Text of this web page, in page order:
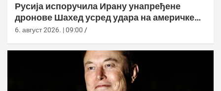
Русија испоручила Ирану унапређене
дронове Шахед усред удара на америчке
базе
6. август 2026. | 09:00